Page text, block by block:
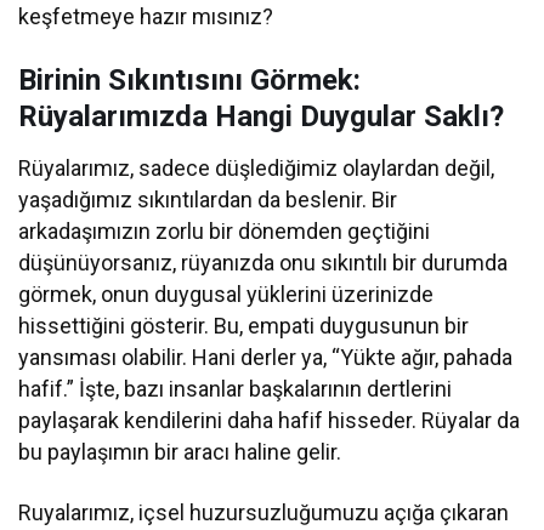
keşfetmeye hazır mısınız?
Birinin Sıkıntısını Görmek:
Rüyalarımızda Hangi Duygular Saklı?
Rüyalarımız, sadece düşlediğimiz olaylardan değil,
yaşadığımız sıkıntılardan da beslenir. Bir
arkadaşımızın zorlu bir dönemden geçtiğini
düşünüyorsanız, rüyanızda onu sıkıntılı bir durumda
görmek, onun duygusal yüklerini üzerinizde
hissettiğini gösterir. Bu, empati duygusunun bir
yansıması olabilir. Hani derler ya, “Yükte ağır, pahada
hafif.” İşte, bazı insanlar başkalarının dertlerini
paylaşarak kendilerini daha hafif hisseder. Rüyalar da
bu paylaşımın bir aracı haline gelir.
Ruyalarımız, içsel huzursuzluğumuzu açığa çıkaran